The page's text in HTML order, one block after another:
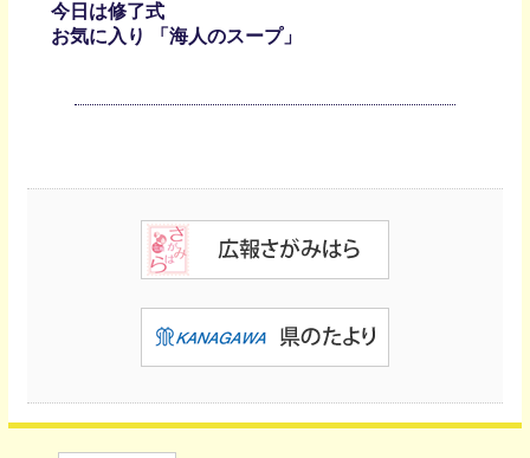
今日は修了式
お気に入り 「海人のスープ」